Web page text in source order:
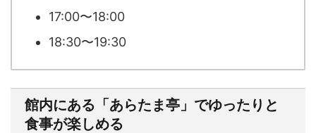
17:00〜18:00
18:30〜19:30
館内にある「あらたま亭」でゆったりと
食事が楽しめる